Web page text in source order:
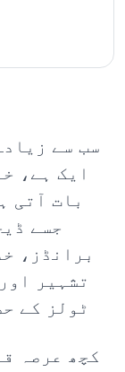
ایک ہے،
بات آتی
جسے
برانڈز،
تشہیر
ٹولز کے
کچھ عرصہ